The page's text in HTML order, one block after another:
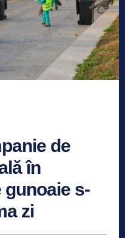
de
în
gunoaie s-
zi